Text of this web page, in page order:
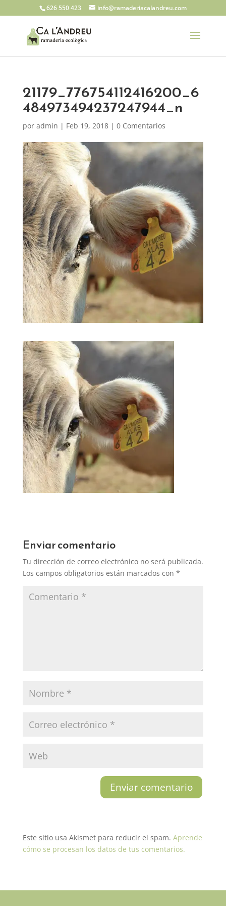
626 550 423 info@ramaderiacalandreu.com
21179_776754112416200_6
484973494237247944_n
por admin | Feb 19, 2018| 0 Comentarios
Enviar comentario
Tu dirección de correo electrónico no será publicada.
Los campos obligatorios están marcados con *
Este sitio usa Akismet para reducir el spam. Aprende
cómo se procesan los datos de tus comentarios.